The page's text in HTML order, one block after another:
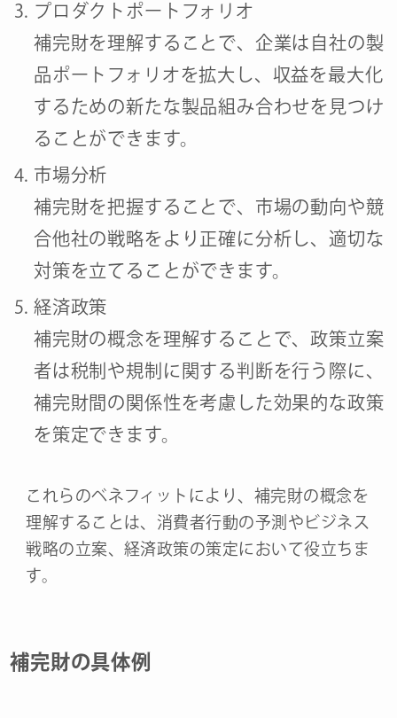
プロダクトポートフォリオ
補完財を理解することで、企業は自社の製
品ポートフォリオを拡大し、収益を最大化
するための新たな製品組み合わせを見つけ
ることができます。
市場分析
補完財を把握することで、市場の動向や競
合他社の戦略をより正確に分析し、適切な
対策を立てることができます。
経済政策
補完財の概念を理解することで、政策立案
者は税制や規制に関する判断を行う際に、
補完財間の関係性を考慮した効果的な政策
を策定できます。
これらのベネフィットにより、補完財の概念を
理解することは、消費者行動の予測やビジネス
戦略の立案、経済政策の策定において役立ちま
す。
補完財の具体例